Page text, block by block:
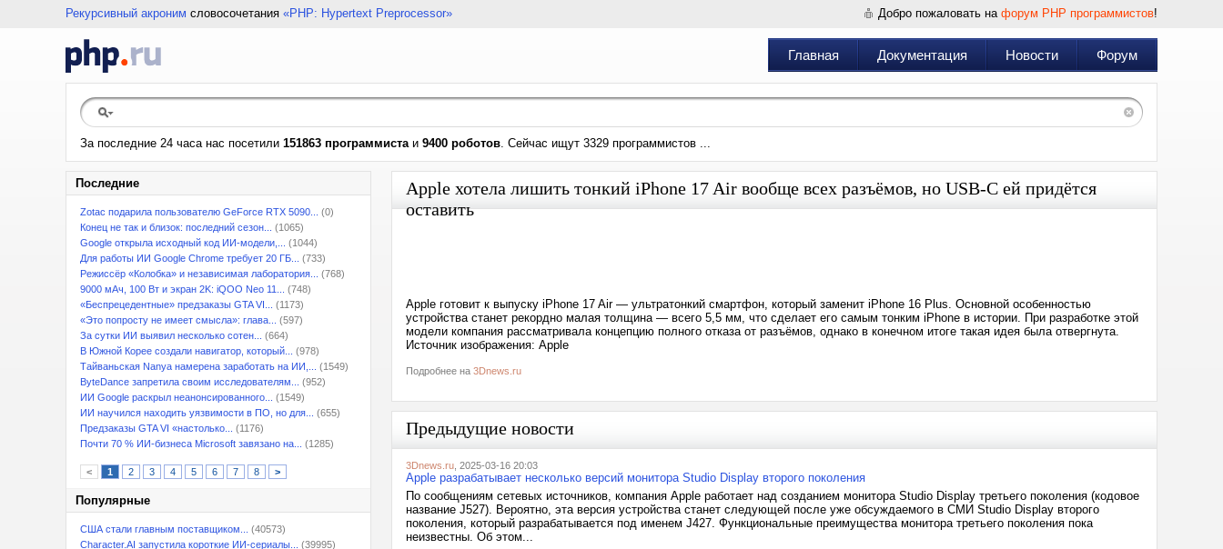
Рекурсивный акроним словосочетания «PHP: Hypertext Preprocessor» Добро пожаловать на форум PHP программистов!
Главная Документация Новости Форум
За последние 24 часа нас посетили 151863 программистаи 9400 роботов. Сейчас ищут 3329 программистов ...
Последние
Zotac подарила пользователю GeForce RTX 5090...
(0)
Конец не так и близок: последний сезон...
(1065)
Google открыла исходный код ИИ-модели,...
(1044)
Для работы ИИ Google Chrome требует 20 ГБ...
(733)
Режиссёр «Колобка» и независимая лаборатория...
(768)
9000 мАч, 100 Вт и экран 2K: iQOO Neo 11...
(748)
«Беспрецедентные» предзаказы GTA VI...
(1173)
«Это попросту не имеет смысла»: глава...
(597)
За сутки ИИ выявил несколько сотен...
(664)
В Южной Корее создали навигатор, который...
(978)
Тайваньская Nanya намерена заработать на ИИ,...
(1549)
ByteDance запретила своим исследователям...
(952)
ИИ Google раскрыл неанонсированного...
(1549)
ИИ научился находить уязвимости в ПО, но для...
(655)
Предзаказы GTA VI «настолько...
(1176)
Почти 70 % ИИ-бизнеса Microsoft завязано на...
(1285)
< 1 2 3 4 5 6 7 8 >
Популярные
США стали главным поставщиком...
(40573)
Character.AI запустила короткие ИИ-сериалы...
(39995)
Apple хотела лишить тонкий iPhone 17 Air вообще всех разъёмов, но USB-C ей придётся
оставить
Apple готовит к выпуску iPhone 17 Air — ультратонкий смартфон, который заменит iPhone 16 Plus. Основной особенностью
устройства станет рекордно малая толщина — всего 5,5 мм, что сделает его самым тонким iPhone в истории. При разработке этой
модели компания рассматривала концепцию полного отказа от разъёмов, однако в конечном итоге такая идея была отвергнута.
Источник изображения: Apple
Подробнее на 3Dnews.ru
Предыдущие новости
3Dnews.ru , 2025-03-16 20:03
Apple разрабатывает несколько версий монитора Studio Display второго поколения
По сообщениям сетевых источников, компания Apple работает над созданием монитора Studio Display третьего поколения (кодовое
название J527). Вероятно, эта версия устройства станет следующей после уже обсуждаемого в СМИ Studio Display второго
поколения, который разрабатывается под именем J427. Функциональные преимущества монитора третьего поколения пока
неизвестны. Об этом...